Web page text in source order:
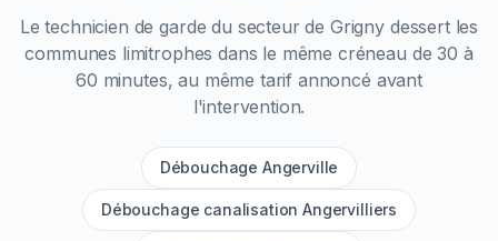
Le technicien de garde du secteur de Grigny dessert les
communes limitrophes dans le même créneau de 30 à
60 minutes, au même tarif annoncé avant
l'intervention.
Débouchage Angerville
Débouchage canalisation Angervilliers